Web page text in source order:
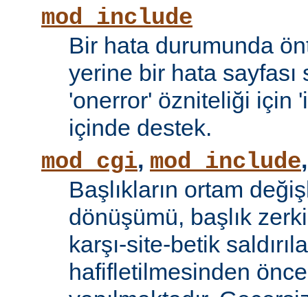
mod_include
Bir hata durumunda
yerine bir hata sayfası
'onerror' özniteliği için
içinde destek.
mod_cgi, mod_include
Başlıkların ortam
dönüşümü, başlık
karşı-site-betik
hafifletilmesinden